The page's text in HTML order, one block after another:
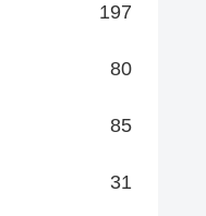
197
80
85
31